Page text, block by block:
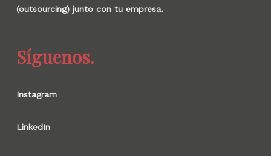
(outsourcing) junto con tu empresa.
Síguenos.
Instagram
LinkedIn